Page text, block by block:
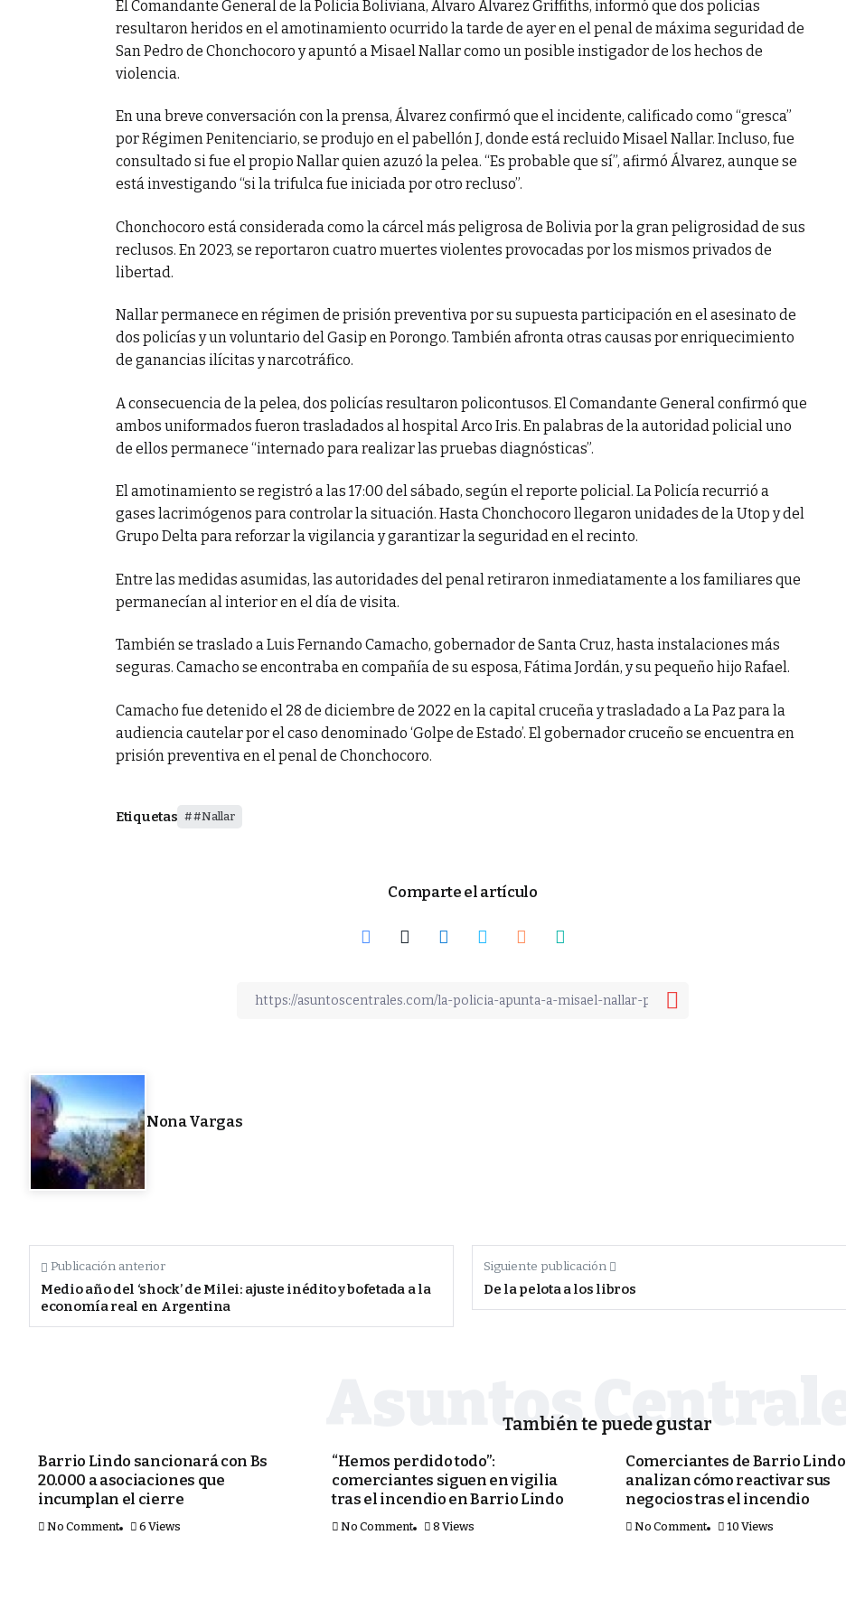
El Comandante General de la Policía Boliviana, Álvaro Álvarez Griffiths, informó que dos policías
resultaron heridos en el amotinamiento ocurrido la tarde de ayer en el penal de máxima seguridad de
San Pedro de Chonchocoro y apuntó a Misael Nallar como un posible instigador de los hechos de
violencia.
En una breve conversación con la prensa, Álvarez confirmó que el incidente, calificado como “gresca”
por Régimen Penitenciario, se produjo en el pabellón J, donde está recluido Misael Nallar. Incluso, fue
consultado si fue el propio Nallar quien azuzó la pelea. “Es probable que sí”, afirmó Álvarez, aunque se
está investigando “si la trifulca fue iniciada por otro recluso”.
Chonchocoro está considerada como la cárcel más peligrosa de Bolivia por la gran peligrosidad de sus
reclusos. En 2023, se reportaron cuatro muertes violentes provocadas por los mismos privados de
libertad.
Nallar permanece en régimen de prisión preventiva por su supuesta participación en el asesinato de
dos policías y un voluntario del Gasip en Porongo. También afronta otras causas por enriquecimiento
de ganancias ilícitas y narcotráfico.
A consecuencia de la pelea, dos policías resultaron policontusos. El Comandante General confirmó que
ambos uniformados fueron trasladados al hospital Arco Iris. En palabras de la autoridad policial uno
de ellos permanece “internado para realizar las pruebas diagnósticas”.
El amotinamiento se registró a las 17:00 del sábado, según el reporte policial. La Policía recurrió a
gases lacrimógenos para controlar la situación. Hasta Chonchocoro llegaron unidades de la Utop y del
Grupo Delta para reforzar la vigilancia y garantizar la seguridad en el recinto.
Entre las medidas asumidas, las autoridades del penal retiraron inmediatamente a los familiares que
permanecían al interior en el día de visita.
También se traslado a Luis Fernando Camacho, gobernador de Santa Cruz, hasta instalaciones más
seguras. Camacho se encontraba en compañía de su esposa, Fátima Jordán, y su pequeño hijo Rafael.
Camacho fue detenido el 28 de diciembre de 2022 en la capital cruceña y trasladado a La Paz para la
audiencia cautelar por el caso denominado ‘Golpe de Estado’. El gobernador cruceño se encuentra en
prisión preventiva en el penal de Chonchocoro.
Etiquetas #Nallar
Comparte el artículo
Nona Vargas
Publicación anterior
Medio año del ‘shock’ de Milei: ajuste inédito y bofetada a la
economía real en Argentina
Siguiente publicación
De la pelota a los libros
También te puede gustar
Barrio Lindo sancionará con Bs
20.000 a asociaciones que
incumplan el cierre
No Comment 6 Views
“Hemos perdido todo”:
comerciantes siguen en vigilia
tras el incendio en Barrio Lindo
No Comment 8 Views
SEGURIDAD
Comerciantes de Barrio Lindo
analizan cómo reactivar sus
negocios tras el incendio
No Comment 10 Views